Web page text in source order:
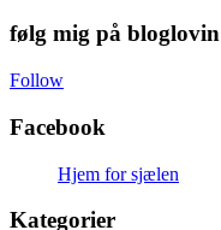
følg mig på bloglovin
Follow
Facebook
Hjem for sjælen
Kategorier